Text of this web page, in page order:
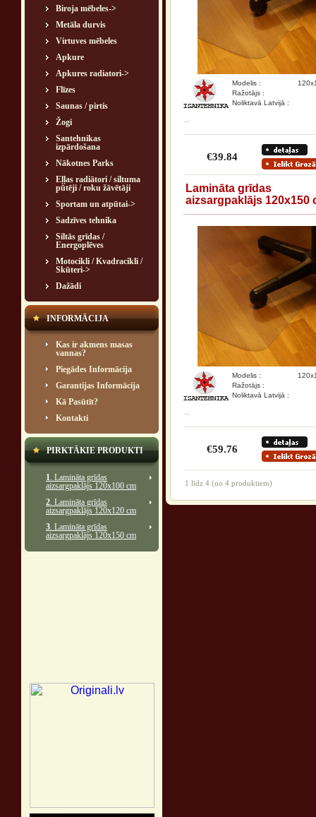
Biroja mēbeles->
Metāla durvis
Virtuves mēbeles
Apkure
Apkures radiatori->
Flīzes
Saunas / pirtis
Žogi
Santehnikas
izpārdošana
Nākotnes Parks
Eļļas radiātori / siltuma
pūtēji / roku žāvētāji
Sportam un atpūtai->
Sadzīves tehnika
Siltās grīdas /
Energoplēves
Motocikli / Kvadracikli /
Skūteri->
Dažādi
INFORMĀCIJA
Kas ir akmens masas
vannas?
Piegādes Informācija
Garantijas Informācija
Kā Pasūtīt?
Kontakti
PIRKTĀKIE PRODUKTI
1. Lamināta grīdas
aizsargpaklājs 120x100 cm
2. Lamināta grīdas
aizsargpaklājs 120x120 cm
3. Lamināta grīdas
aizsargpaklājs 120x150 cm
Modelis :
Ražotājs :
Noliktavā Latvijā :
€39.84
Lamināta grīdas
aizsargpaklājs 120x150
Modelis :
Ražotājs :
Noliktavā Latvijā :
€59.76
1 līdz 4 (no 4 produktiem)